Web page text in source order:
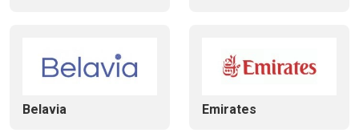
Belavia Emirates